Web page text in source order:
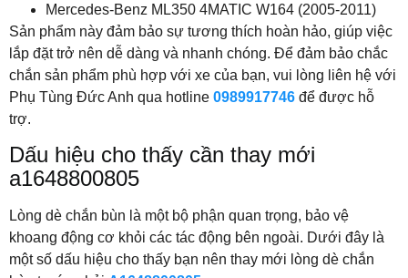
Mercedes-Benz ML350 4MATIC W164 (2005-2011)
Sản phẩm này đảm bảo sự tương thích hoàn hảo, giúp việc
lắp đặt trở nên dễ dàng và nhanh chóng. Để đảm bảo chắc
chắn sản phẩm phù hợp với xe của bạn, vui lòng liên hệ với
Phụ Tùng Đức Anh qua hotline 0989917746 để được hỗ
trợ.
Dấu hiệu cho thấy cần thay mới
a1648800805
Lòng dè chắn bùn là một bộ phận quan trọng, bảo vệ
khoang động cơ khỏi các tác động bên ngoài. Dưới đây là
một số dấu hiệu cho thấy bạn nên thay mới lòng dè chắn